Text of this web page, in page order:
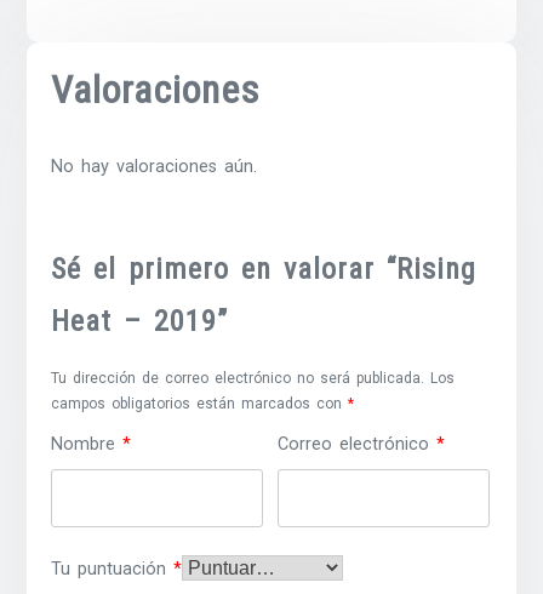
Valoraciones
No hay valoraciones aún.
Sé el primero en valorar “Rising
Heat – 2019”
Tu dirección de correo electrónico no será publicada. Los
campos obligatorios están marcados con*
Nombre* Correo electrónico*
Tu puntuación*